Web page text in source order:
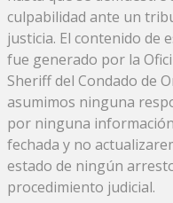
culpabilidad ante un
justicia. El contenido de
fue generado por la
Sheriff del Condado de
asumimos ninguna
por ninguna
fechada y no
estado de ningún
procedimiento judicial.